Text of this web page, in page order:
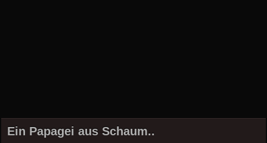
Ein Papagei aus Schaum..